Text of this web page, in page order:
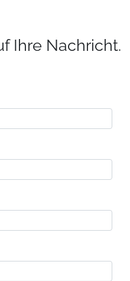
Ihre Nachricht.